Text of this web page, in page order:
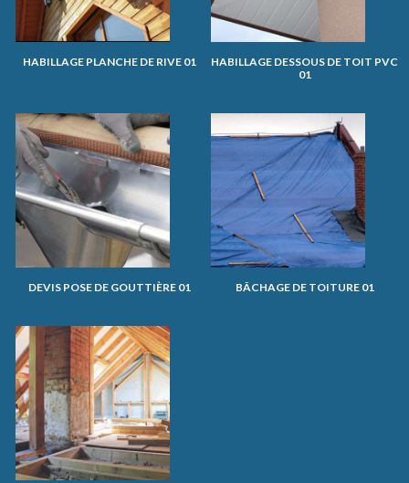
HABILLAGE PLANCHE DE RIVE 01
HABILLAGE DESSOUS DE TOIT PVC
01
DEVIS POSE DE GOUTTIÈRE 01 BÂCHAGE DE TOITURE 01